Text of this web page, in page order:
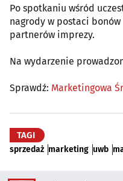
Po spotkaniu wśród
nagrody w postaci
partnerów imprezy.
Na wydarzenie
Sprawdź: Marketingowa
TAGI
sprzedaż marketing uwb